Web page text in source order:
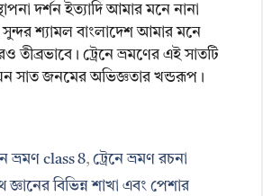
দর্শন ইত্যাদি আমার মনে নানা
সুন্দর শ্যামল বাংলাদেশ আমার মনে
তীব্রভাবে। ট্রেনে ভ্রমণের এই সাতটি
সাত জনমের অভিজ্ঞতার খন্ডরূপ।
ভ্রমণ class 8,ট্রেনে ভ্রমণ রচনা
জ্ঞানের বিভিন্ন শাখা এবং পেশার